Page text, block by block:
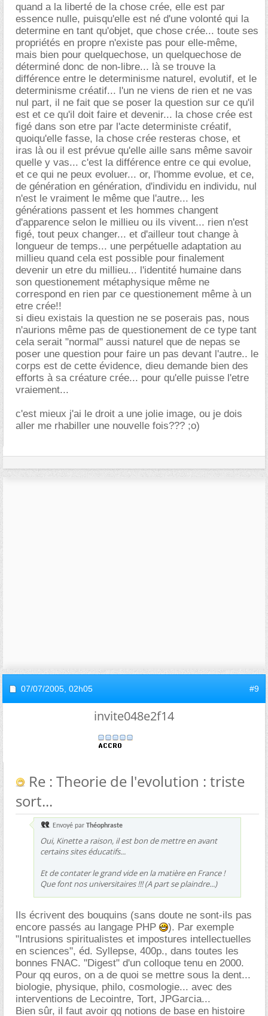
quand a la liberté de la chose crée, elle est par
essence nulle, puisqu'elle est né d'une volonté qui la
determine en tant qu'objet, que chose crée... toute ses
propriétés en propre n'existe pas pour elle-même,
mais bien pour quelquechose, un quelquechose de
déterminé donc de non-libre... là se trouve la
différence entre le determinisme naturel, evolutif, et le
determinisme créatif... l'un ne viens de rien et ne vas
nul part, il ne fait que se poser la question sur ce qu'il
est et ce qu'il doit faire et devenir... la chose crée est
figé dans son etre par l'acte deterministe créatif,
quoiqu'elle fasse, la chose crée resteras chose, et
iras là ou il est prévue qu'elle aille sans même savoir
quelle y vas... c'est la différence entre ce qui evolue,
et ce qui ne peux evoluer... or, l'homme evolue, et ce,
de génération en génération, d'individu en individu, nul
n'est le vraiment le même que l'autre... les
générations passent et les hommes changent
d'apparence selon le millieu ou ils vivent... rien n'est
figé, tout peux changer... et d'ailleur tout change à
longueur de temps... une perpétuelle adaptation au
millieu quand cela est possible pour finalement
devenir un etre du millieu... l'identité humaine dans
son questionement métaphysique même ne
correspond en rien par ce questionement même à un
etre crée!!
si dieu existais la question ne se poserais pas, nous
n'aurions même pas de questionement de ce type tant
cela serait "normal" aussi naturel que de nepas se
poser une question pour faire un pas devant l'autre.. le
corps est de cette évidence, dieu demande bien des
efforts à sa créature crée... pour qu'elle puisse l'etre
vraiement...
c'est mieux j'ai le droit a une jolie image, ou je dois
aller me rhabiller une nouvelle fois??? ;o)
07/07/2005, 02h05 #9
invite048e2f14
Re : Theorie de l'evolution : triste
sort...
Envoyé par Théophraste
Oui, Kinette a raison, il est bon de mettre en avant
certains sites éducatifs...
Et de contater le grand vide en la matière en France !
Que font nos universitaires !!! (A part se plaindre...)
Ils écrivent des bouquins (sans doute ne sont-ils pas
encore passés au langage PHP
). Par exemple
"Intrusions spiritualistes et impostures intellectuelles
en sciences", éd. Syllepse, 400p., dans toutes les
bonnes FNAC. "Digest" d'un colloque tenu en 2000.
Pour qq euros, on a de quoi se mettre sous la dent...
biologie, physique, philo, cosmologie... avec des
interventions de Lecointre, Tort, JPGarcia...
Bien sûr, il faut avoir qq notions de base en histoire